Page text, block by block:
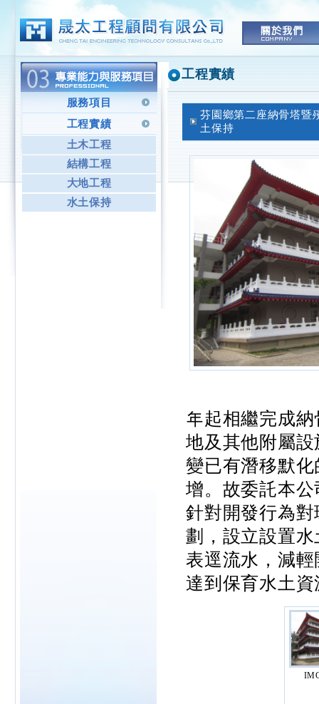
服務項目
工程實績
土木工程
結構工程
大地工程
水土保持
工程實績
芬園鄉第二座納骨塔暨
土保持
年起相繼完成
地及其他附屬
變已有潛移默
增。故委託本
針對開發行為
劃，設立設置
表逕流水，減
達到保育水土